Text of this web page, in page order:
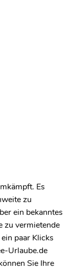
Es
zu
ein bekanntes
zu vermietende
paar Klicks
Urlaube.de
Sie Ihre